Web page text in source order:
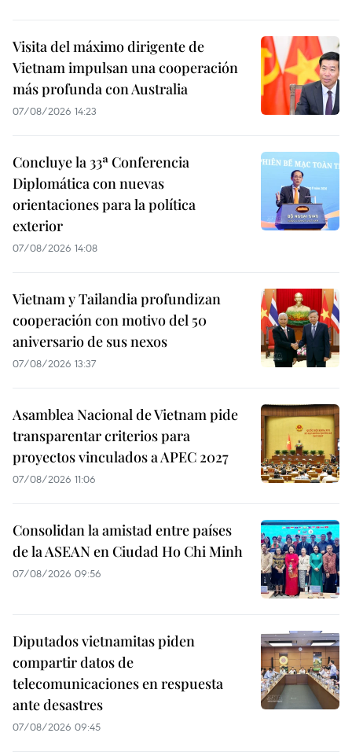
Visita del máximo dirigente de
Vietnam impulsan una cooperación
más profunda con Australia
07/08/2026 14:23
Concluye la 33ª Conferencia
Diplomática con nuevas
orientaciones para la política
exterior
07/08/2026 14:08
Vietnam y Tailandia profundizan
cooperación con motivo del 50
aniversario de sus nexos
07/08/2026 13:37
Asamblea Nacional de Vietnam pide
transparentar criterios para
proyectos vinculados a APEC 2027
07/08/2026 11:06
Consolidan la amistad entre países
de la ASEAN en Ciudad Ho Chi Minh
07/08/2026 09:56
Diputados vietnamitas piden
compartir datos de
telecomunicaciones en respuesta
ante desastres
07/08/2026 09:45